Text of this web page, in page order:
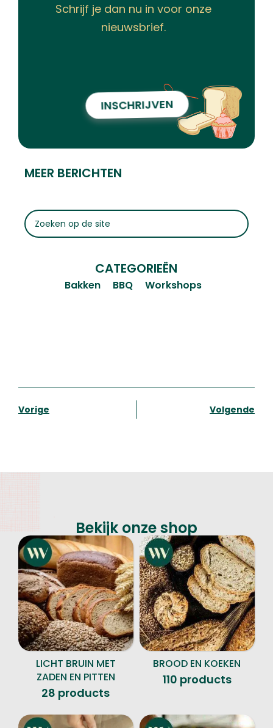
Schrijf je dan nu in voor onze
nieuwsbrief.
INSCHRIJVEN
MEER BERICHTEN
CATEGORIEËN
Bakken BBQ Workshops
Vorige Volgende
Bekijk onze shop
LICHT BRUIN MET
ZADEN EN PITTEN
28 products
BROOD EN KOEKEN
110 products